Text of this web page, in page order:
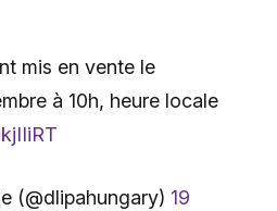
mis en vente le
à 10h, heure locale
(@dlipahungary) 19